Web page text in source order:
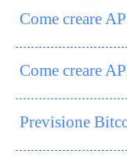
Come creare
Come creare
Previsione